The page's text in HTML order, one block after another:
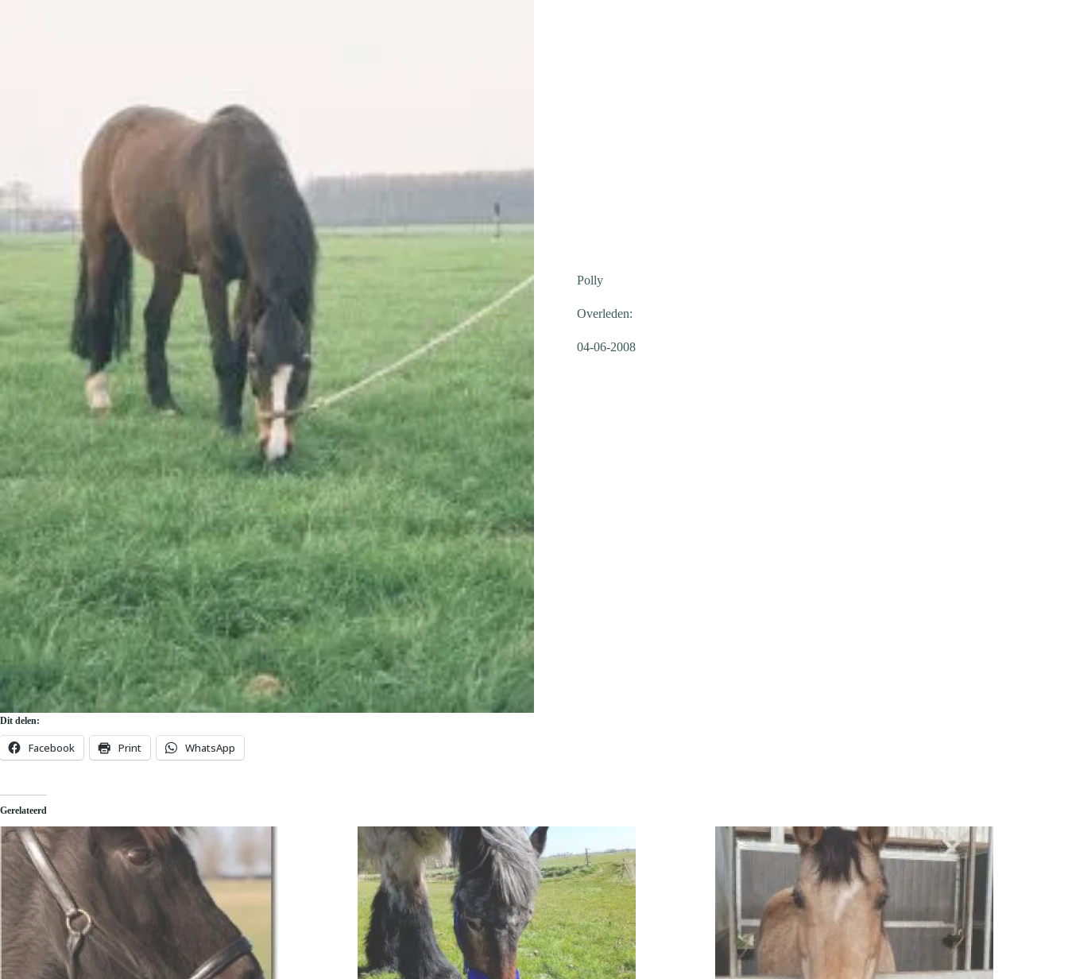
Polly
Overleden:
04-06-2008
Dit delen:
Facebook Print WhatsApp
Gerelateerd